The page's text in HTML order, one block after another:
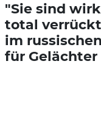
"Sie sind
total
im
für Gelächter